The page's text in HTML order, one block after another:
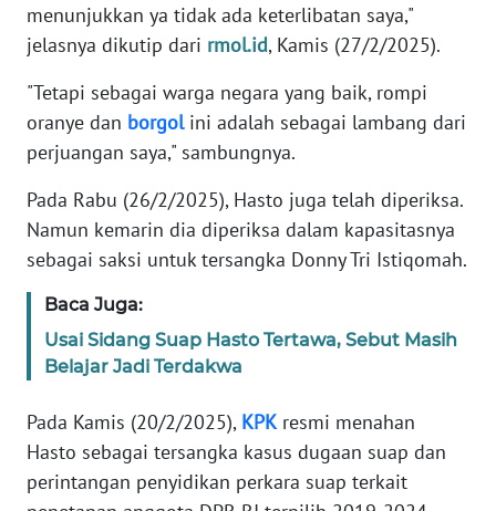
menunjukkan ya tidak ada keterlibatan saya,"
jelasnya dikutip dari rmol.id, Kamis (27/2/2025).
"Tetapi sebagai warga negara yang baik, rompi
oranye dan borgolini adalah sebagai lambang dari
perjuangan saya," sambungnya.
Pada Rabu (26/2/2025), Hasto juga telah diperiksa.
Namun kemarin dia diperiksa dalam kapasitasnya
sebagai saksi untuk tersangka Donny Tri Istiqomah.
Baca Juga:
Usai Sidang Suap Hasto Tertawa, Sebut Masih
Belajar Jadi Terdakwa
Pada Kamis (20/2/2025), KPKresmi menahan
Hasto sebagai tersangka kasus dugaan suap dan
perintangan penyidikan perkara suap terkait
DISCLAIMER
News
Regional
SUMUT
WN
WN
JABAR
WN
BANTEN
WN